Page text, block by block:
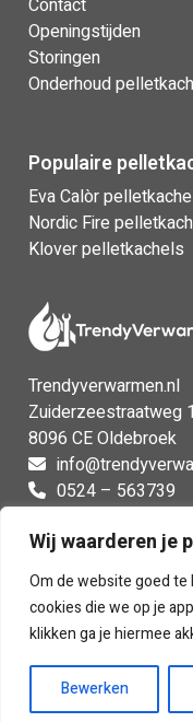
Wij waarderen je
Om de website goed
cookies die we op je
klikken ga je hiermee
Bewerken
Contact
Openingstijden
Storingen
Onderhoud
Populaire
Eva Calòr
Nordic Fire
Klover pelletkachels
Trendyverwarmen.nl
Zuiderzeestraatweg
8096 CE Oldebroek
0524 – 563739
Facebook
Instagram
Voorwaarden|